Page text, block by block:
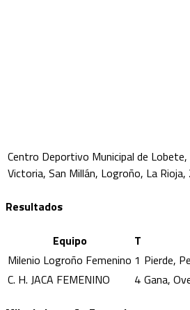
Centro Deportivo Municipal de Lobete,
Victoria, San Millán, Logroño, La
Resultados
Equipo T
Milenio Logroño Femenino 1 Pierde,
C. H. JACA FEMENINO
4 Gana,